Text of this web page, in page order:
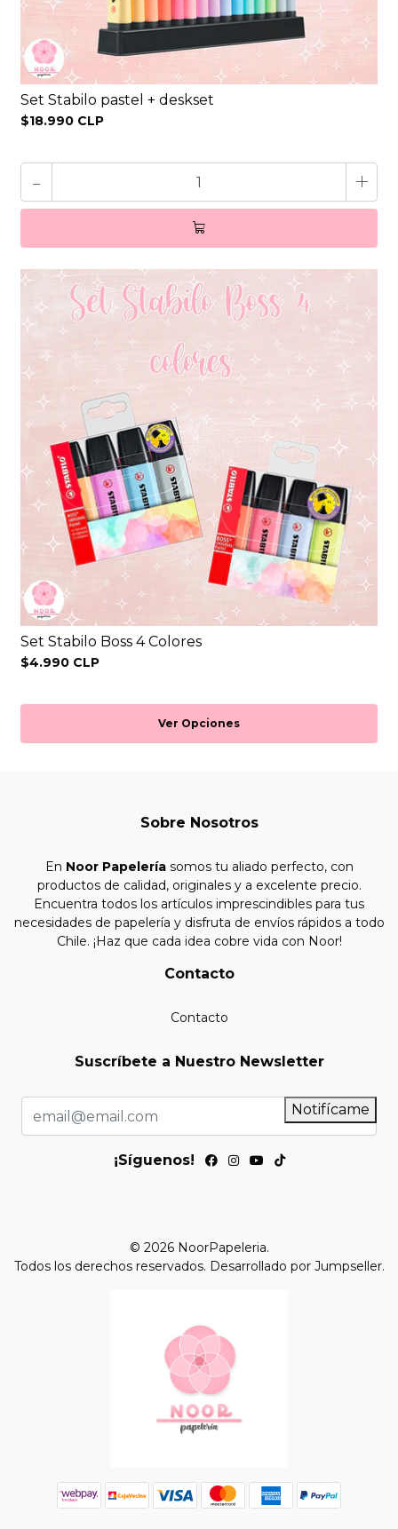
Set Stabilo pastel + deskset
$18.990 CLP
- +
Set Stabilo Boss 4 Colores
$4.990 CLP
Ver Opciones
Sobre Nosotros
En Noor Papeleríasomos tu aliado perfecto, con
productos de calidad, originales y a excelente precio.
Encuentra todos los artículos imprescindibles para tus
necesidades de papelería y disfruta de envíos rápidos a todo
Chile. ¡Haz que cada idea cobre vida con Noor!
Contacto
Contacto
Suscríbete a Nuestro Newsletter
Notifícame
¡Síguenos!
© 2026 NoorPapeleria.
Todos los derechos reservados. Desarrollado por Jumpseller.